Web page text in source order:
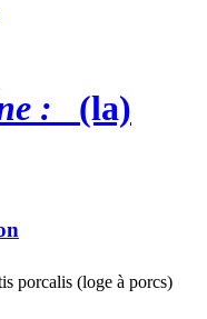
: (la)
porcalis (loge à porcs)